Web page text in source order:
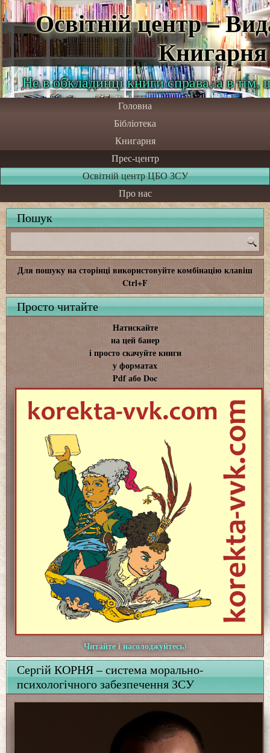
Освітній центр –
Книгарня
Не в обкладинці книги справа, а в
Головна
Бібліотека
Книгарня
Прес-центр
Освітній центр ЦБО ЗСУ
Про нас
Пошук
Для пошуку на сторінці використовуйте комбінацію клавіш
Ctrl+F
Просто читайте
Натискайте
на цей банер
і просто скачуйте книги
у форматах
Pdf або Doc
Читайте і насолоджуйтесь)
Сергій КОРНЯ – система морально-
психологічного забезпечення ЗСУ